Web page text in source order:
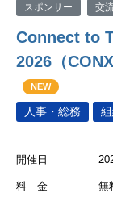
スポンサー 交
Connect to
2026（
NEW
人事・総務
開催日
料 金
無